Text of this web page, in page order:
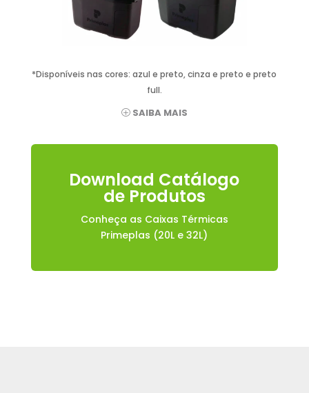
*Disponíveis nas cores: azul e preto, cinza e preto e preto
full.
SAIBA MAIS
Download Catálogo
de Produtos
Conheça as Caixas Térmicas
Primeplas (20L e 32L)